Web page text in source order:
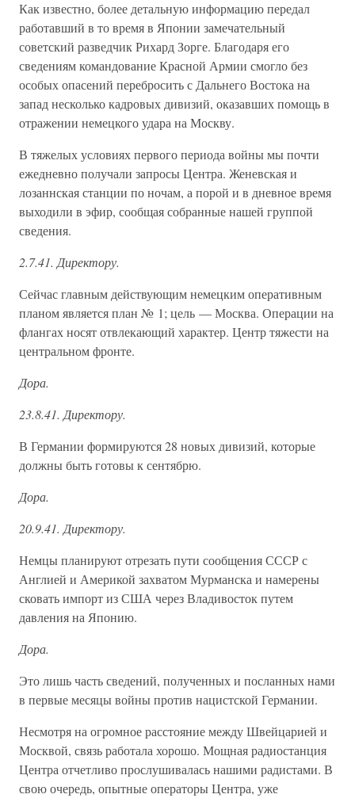
Как известно, более детальную информацию передал
работавший в то время в Японии замечательный
советский разведчик Рихард Зорге. Благодаря его
сведениям командование Красной Армии смогло без
особых опасений перебросить с Дальнего Востока на
запад несколько кадровых дивизий, оказавших помощь в
отражении немецкого удара на Москву.
В тяжелых условиях первого периода войны мы почти
ежедневно получали запросы Центра. Женевская и
лозаннская станции по ночам, а порой и в дневное время
выходили в эфир, сообщая собранные нашей группой
сведения.
2.7.41. Директору.
Сейчас главным действующим немецким оперативным
планом является план № 1; цель — Москва. Операции на
флангах носят отвлекающий характер. Центр тяжести на
центральном фронте.
Дора.
23.8.41. Директору.
В Германии формируются 28 новых дивизий, которые
должны быть готовы к сентябрю.
Дора.
20.9.41. Директору.
Немцы планируют отрезать пути сообщения СССР с
Англией и Америкой захватом Мурманска и намерены
сковать импорт из США через Владивосток путем
давления на Японию.
Дора.
Это лишь часть сведений, полученных и посланных нами
в первые месяцы войны против нацистской Германии.
Несмотря на огромное расстояние между Швейцарией и
Москвой, связь работала хорошо. Мощная радиостанция
Центра отчетливо прослушивалась нашими радистами. В
свою очередь, опытные операторы Центра, уже